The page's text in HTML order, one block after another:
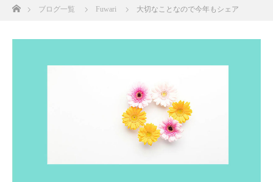
ホームブログ一覧 Fuwari 大切なことなので今年もシェア